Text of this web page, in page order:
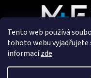
Tento web používá
tohoto webu vyjadřujete
informacízde.
Copyright 2025
Vytvořil a